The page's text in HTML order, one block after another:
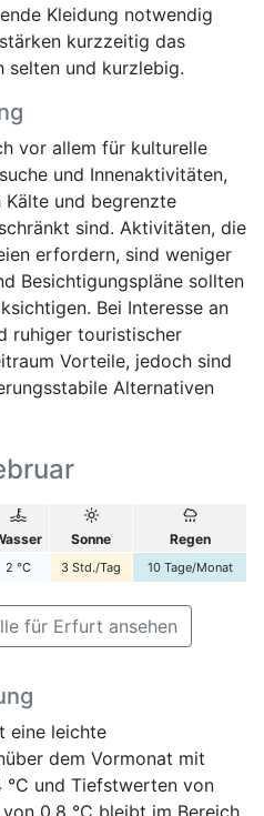
Kleidung notwendig
kurzzeitig das
selten und kurzlebig.
vor allem für kulturelle
und Innenaktivitäten,
Kälte und begrenzte
sind. Aktivitäten, die
erfordern, sind weniger
Besichtigungspläne sollten
Bei Interesse an
ruhiger touristischer
Vorteile, jedoch sind
Alternativen
Sonne Regen
2 °C 3 Std./Tag 10 Tage/Monat
für Erfurt ansehen
eine leichte
dem Vormonat mit
und Tiefstwerten von
0,8 °C bleibt im Bereich